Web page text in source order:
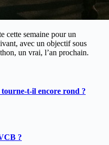
cette semaine pour un
avec un objectif sous
un vrai, l’an prochain.
t-il encore rond ?
?